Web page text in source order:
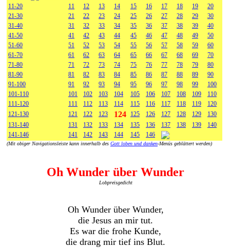
11-20
11 12 13 14 15 16 17 18 19
20
21-30
21 22 23 24 25 26 27 28 29
30
31-40
31 32 33 34 35 36 37 38 39
40
41-50
41 42 43 44 45 46 47 48 49
50
51-60
51 52 53 54 55 56 57 58 59
60
61-70
61 62 63 64 65 66 67 68 69
70
71-80
71 72 73 74 75 76 77 78 79
80
81-90
81 82 83 84 85 86 87 88 89
90
91-100
91 92 93 94 95 96 97 98 99
100
101-110
101 102 103 104 105 106 107 108 109
110
111-120
111 112 113 114 115 116 117 118 119
120
121-130
121 122 123 124 125 126 127 128 129
130
131-140
131 132 133 134 135 136 137 138 139
140
141-146
141 142 143 144 145 146
(Mit obiger Navigationsleiste kann innerhalb des Gott loben und danken-Menüs geblättert werden)
Oh Wunder über Wunder
Lobpreisgedicht
Oh Wunder über Wunder,
die Jesus an mir tut.
Es war die frohe Kunde,
die drang mir tief ins Blut.